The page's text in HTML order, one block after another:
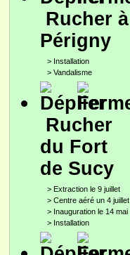
Rucher à
Périgny
> Installation
> Vandalisme
Rucher
du Fort
de Sucy
> Extraction le 9 juillet
> Centre aéré un 4 juillet
> Inauguration le 14 mai
> Installation